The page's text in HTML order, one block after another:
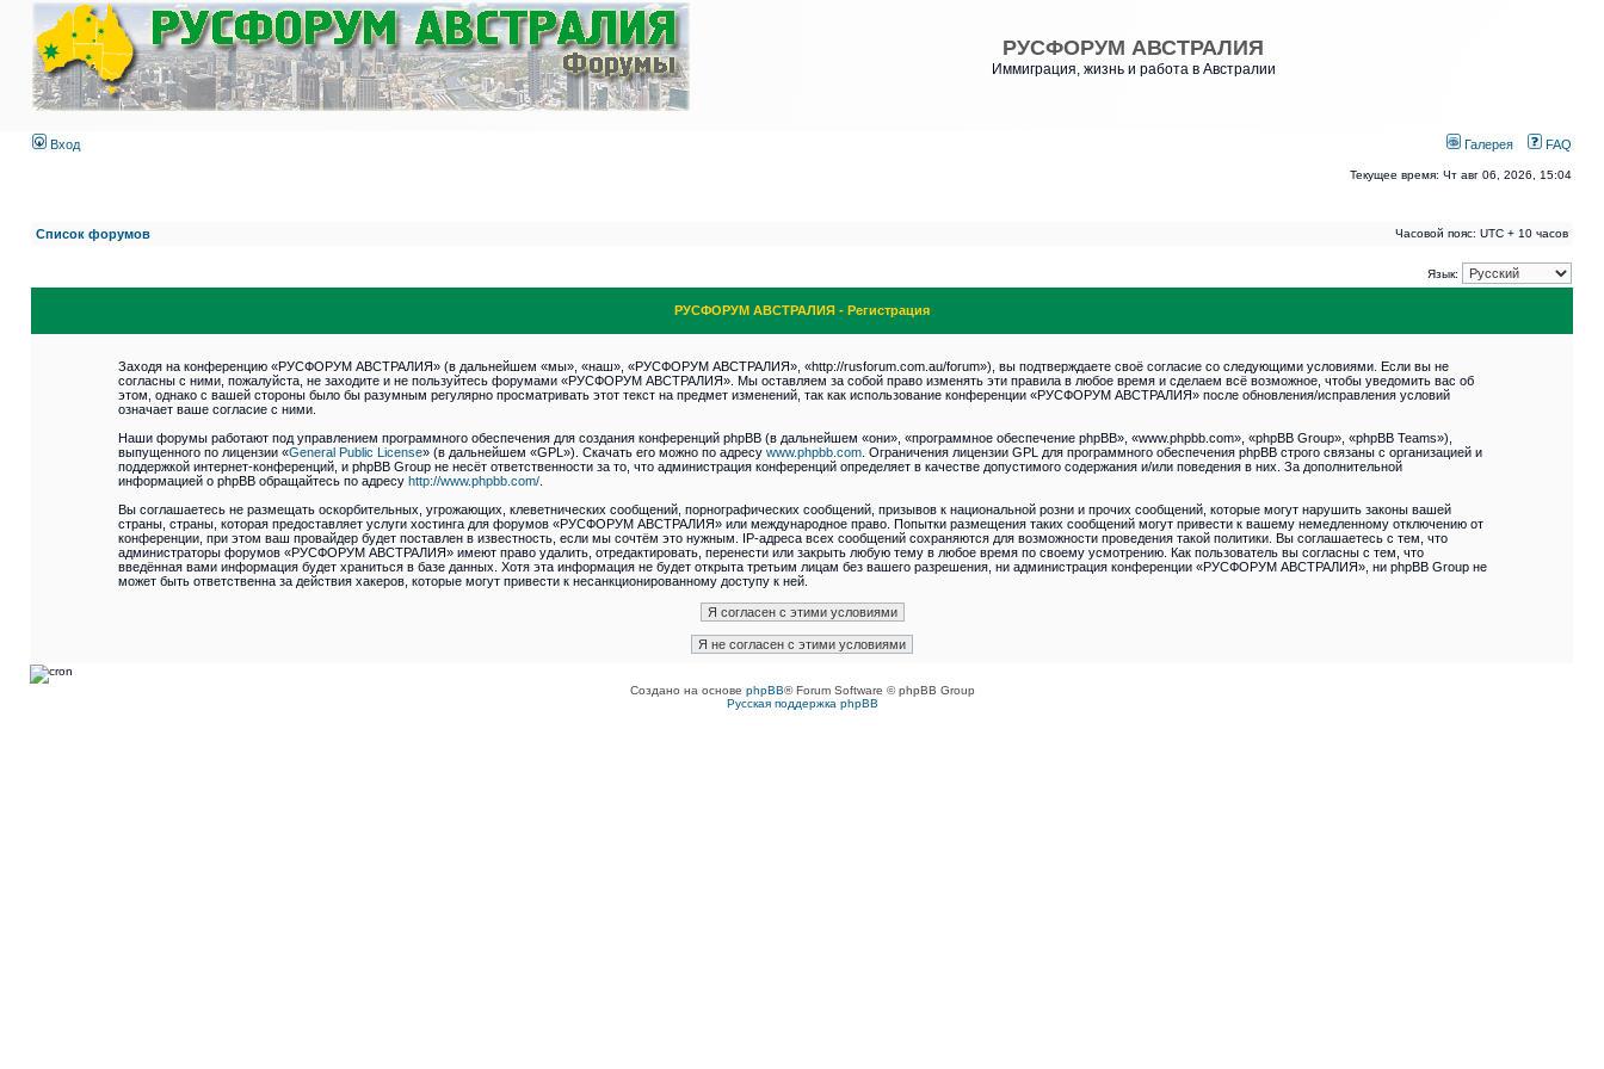
РУСФОРУМ АВСТРАЛИЯ
Иммиграция, жизнь и работа в Австралии
Вход Галерея FAQ
Текущее время: Чт авг 06, 2026, 15:04
Список форумов Часовой пояс: UTC + 10 часов
Язык:
РУСФОРУМ АВСТРАЛИЯ - Регистрация
Заходя на конференцию «РУСФОРУМ АВСТРАЛИЯ» (в дальнейшем «мы», «наш», «РУСФОРУМ АВСТРАЛИЯ», «http://rusforum.com.au/forum»), вы подтверждаете своё согласие со следующими условиями. Если вы не
согласны с ними, пожалуйста, не заходите и не пользуйтесь форумами «РУСФОРУМ АВСТРАЛИЯ». Мы оставляем за собой право изменять эти правила в любое время и сделаем всё возможное, чтобы уведомить вас об
этом, однако с вашей стороны было бы разумным регулярно просматривать этот текст на предмет изменений, так как использование конференции «РУСФОРУМ АВСТРАЛИЯ» после обновления/исправления условий
означает ваше согласие с ними.
Наши форумы работают под управлением программного обеспечения для создания конференций phpBB (в дальнейшем «они», «программное обеспечение phpBB», «www.phpbb.com», «phpBB Group», «phpBB Teams»),
выпущенного по лицензии «General Public License» (в дальнейшем «GPL»). Скачать его можно по адресу www.phpbb.com. Ограничения лицензии GPL для программного обеспечения phpBB строго связаны с организацией и
поддержкой интернет-конференций, и phpBB Group не несёт ответственности за то, что администрация конференций определяет в качестве допустимого содержания и/или поведения в них. За дополнительной
информацией о phpBB обращайтесь по адресу http://www.phpbb.com/.
Вы соглашаетесь не размещать оскорбительных, угрожающих, клеветнических сообщений, порнографических сообщений, призывов к национальной розни и прочих сообщений, которые могут нарушить законы вашей
страны, страны, которая предоставляет услуги хостинга для форумов «РУСФОРУМ АВСТРАЛИЯ» или международное право. Попытки размещения таких сообщений могут привести к вашему немедленному отключению от
конференции, при этом ваш провайдер будет поставлен в известность, если мы сочтём это нужным. IP-адреса всех сообщений сохраняются для возможности проведения такой политики. Вы соглашаетесь с тем, что
администраторы форумов «РУСФОРУМ АВСТРАЛИЯ» имеют право удалить, отредактировать, перенести или закрыть любую тему в любое время по своему усмотрению. Как пользователь вы согласны с тем, что
введённая вами информация будет храниться в базе данных. Хотя эта информация не будет открыта третьим лицам без вашего разрешения, ни администрация конференции «РУСФОРУМ АВСТРАЛИЯ», ни phpBB Group не
может быть ответственна за действия хакеров, которые могут привести к несанкционированному доступу к ней.
Создано на основе phpBB® Forum Software © phpBB Group
Русская поддержка phpBB